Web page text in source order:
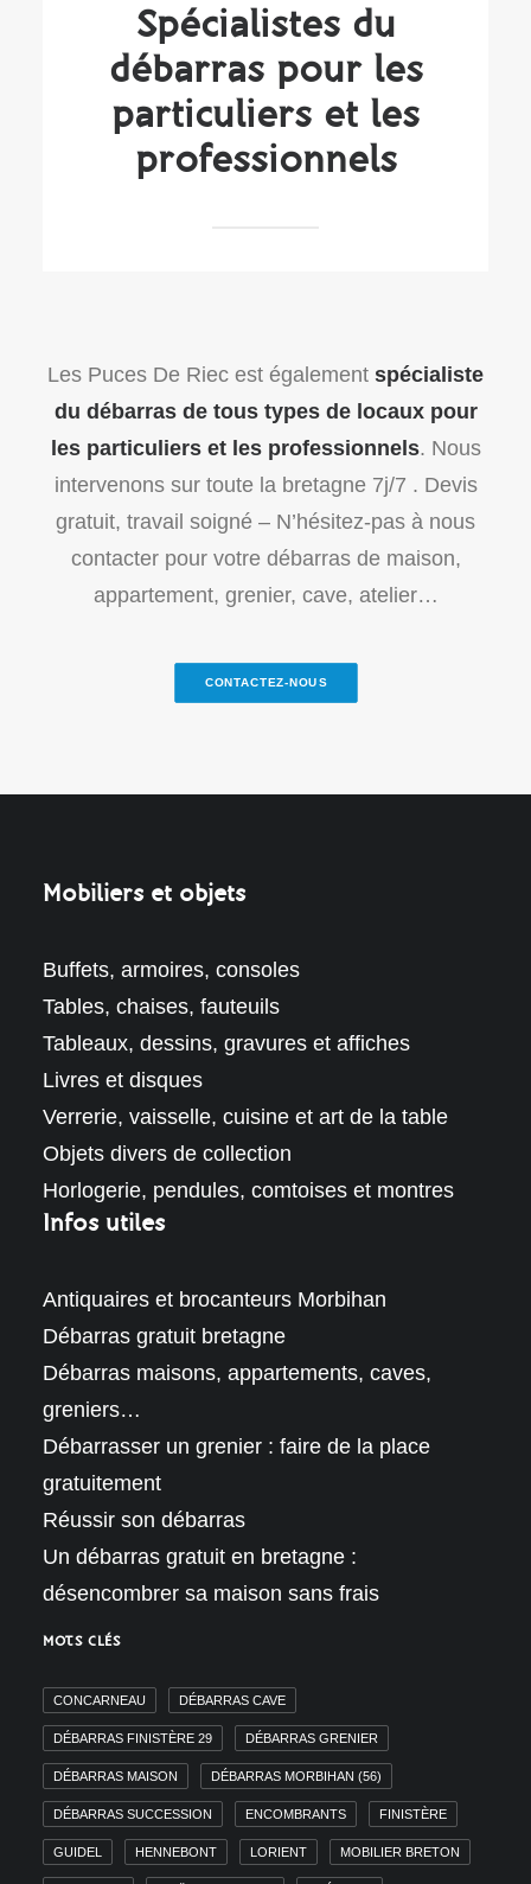
Spécialistes du
débarras pour les
particuliers et les
professionnels
Les Puces De Riec est également spécialiste
du débarras de tous types de locaux pour
les particuliers et les professionnels. Nous
intervenons sur toute la bretagne 7j/7 . Devis
gratuit, travail soigné – N’hésitez-pas à nous
contacter pour votre débarras de maison,
appartement, grenier, cave, atelier…
CONTACTEZ-NOUS
Mobiliers et objets
Buffets, armoires, consoles
Tables, chaises, fauteuils
Tableaux, dessins, gravures et affiches
Livres et disques
Verrerie, vaisselle, cuisine et art de la table
Objets divers de collection
Horlogerie, pendules, comtoises et montres
Infos utiles
Antiquaires et brocanteurs Morbihan
Débarras gratuit bretagne
Débarras maisons, appartements, caves,
greniers…
Débarrasser un grenier : faire de la place
gratuitement
Réussir son débarras
Un débarras gratuit en bretagne :
désencombrer sa maison sans frais
MOTS CLÉS
CONCARNEAU DÉBARRAS CAVE
DÉBARRAS FINISTÈRE 29 DÉBARRAS GRENIER
DÉBARRAS MAISON DÉBARRAS MORBIHAN (56)
DÉBARRAS SUCCESSION ENCOMBRANTS FINISTÈRE
GUIDEL HENNEBONT LORIENT MOBILIER BRETON